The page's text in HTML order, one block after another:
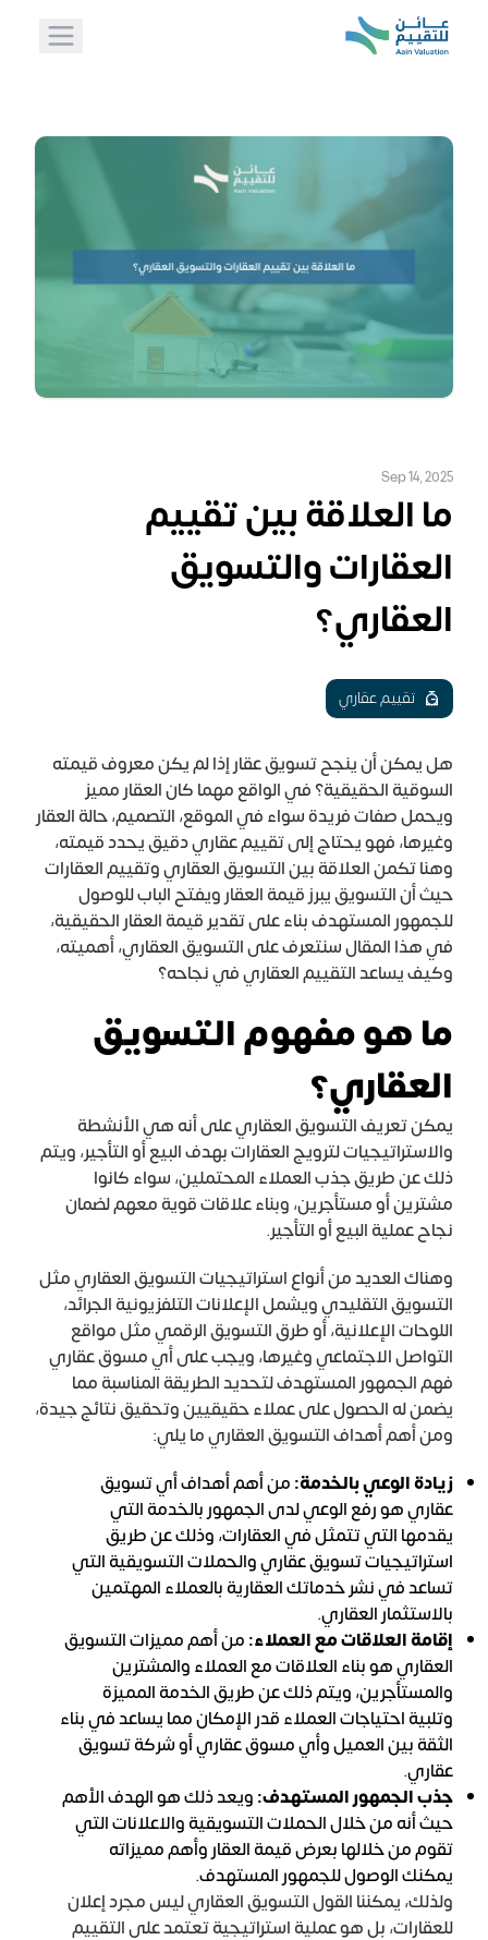
Sep 14, 2025
ما العلاقة بين تقييم
العقارات والتسويق
العقاري؟
تقييم عقاري
هل يمكن أن ينجح تسويق عقار إذا لم يكن معروف قيمته
السوقية الحقيقية؟ في الواقع مهما كان العقار مميز
ويحمل صفات فريدة سواء في الموقع، التصميم، حالة العقار
وغيرها، فهو يحتاج إلى تقييم عقاري دقيق يحدد قيمته،
وهنا تكمن العلاقة بين التسويق العقاري وتقييم العقارات
حيث أن التسويق يبرز قيمة العقار ويفتح الباب للوصول
للجمهور المستهدف بناء على تقدير قيمة العقار الحقيقية،
في هذا المقال سنتعرف على التسويق العقاري، أهميته،
وكيف يساعد التقييم العقاري في نجاحه؟
ما هو مفهوم التسويق
العقاري؟
يمكن تعريف التسويق العقاري على أنه هي الأنشطة
والاستراتيجيات لترويج العقارات بهدف البيع أو التأجير، ويتم
ذلك عن طريق جذب العملاء المحتملين، سواء كانوا
مشترين أو مستأجرين، وبناء علاقات قوية معهم لضمان
نجاح عملية البيع أو التأجير.
وهناك العديد من أنواع استراتيجيات التسويق العقاري مثل
التسويق التقليدي ويشمل الإعلانات التلفزيونية الجرائد،
اللوحات الإعلانية، أو طرق التسويق الرقمي مثل مواقع
التواصل الاجتماعي وغيرها، ويجب على أي مسوق عقاري
فهم الجمهور المستهدف لتحديد الطريقة المناسبة مما
يضمن له الحصول على عملاء حقيقيين وتحقيق نتائج جيدة،
ومن أهم أهداف التسويق العقاري ما يلي:
زيادة الوعي بالخدمة:من أهم أهداف أي تسويق
عقاري هو رفع الوعي لدى الجمهور بالخدمة التي
يقدمها التي تتمثل في العقارات، وذلك عن طريق
استراتيجيات تسويق عقاري والحملات التسويقية التي
تساعد في نشر خدماتك العقارية بالعملاء المهتمين
بالاستثمار العقاري.
إقامة العلاقات مع العملاء:من أهم مميزات التسويق
العقاري هو بناء العلاقات مع العملاء والمشترين
والمستأجرين، ويتم ذلك عن طريق الخدمة المميزة
وتلبية احتياجات العملاء قدر الإمكان مما يساعد في بناء
الثقة بين العميل وأي مسوق عقاري أو شركة تسويق
عقاري.
جذب الجمهور المستهدف:ويعد ذلك هو الهدف الأهم
حيث أنه من خلال الحملات التسويقية والاعلانات التي
تقوم من خلالها بعرض قيمة العقار وأهم مميزاته
يمكنك الوصول للجمهور المستهدف.
ولذلك، يمكننا القول التسويق العقاري ليس مجرد إعلان
للعقارات، بل هو عملية استراتيجية تعتمد على التقييم